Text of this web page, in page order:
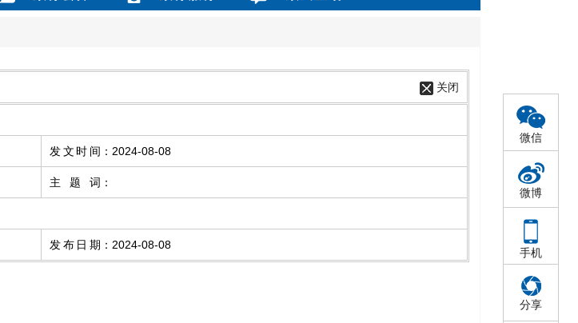
微信
微博
手机
分享
关闭
发文时间 ： 2024-08-08
主题词 ：
发布日期 ： 2024-08-08